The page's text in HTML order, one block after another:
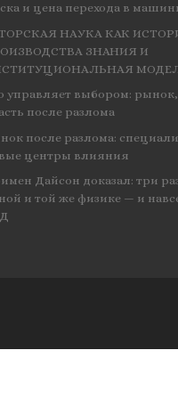
и цена перехода в
НАУКА КАК
ЗНАНИЯ И
управляет выбором:
после разлома
после разлома:
центры влияния
Дайсон доказал: три
и той же физике — и